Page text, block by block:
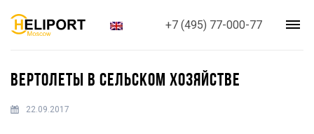
+7 (495) 77-000-77
ВЕРТОЛЕТЫ В СЕЛЬСКОМ ХОЗЯЙСТВЕ
22.09.2017